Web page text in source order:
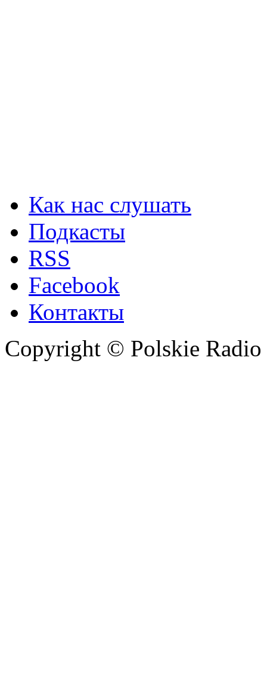
Как нас слушать
Подкасты
RSS
Facebook
Контакты
Copyright © Polskie